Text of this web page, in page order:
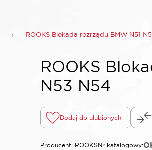
› ROOKS Blokada rozrządu BMW N51
ROOKS
N53 N54
Dodaj do ulubionych
Producent: ROOKSNr katalogowy: